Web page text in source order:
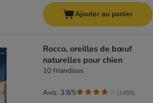
Ajouter au panier
Rocco, oreilles de bœuf
naturelles pour chien
10 friandises
Avis: 3.8/5 (1455)